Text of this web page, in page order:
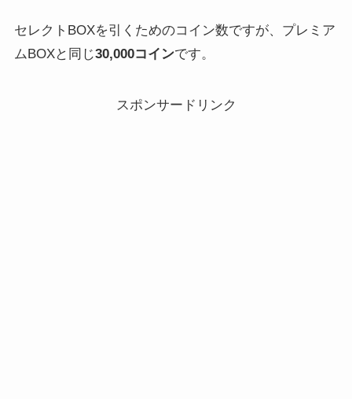
セレクトBOXを引くためのコイン数ですが、プレミア
ムBOXと同じ30,000コインです。
スポンサードリンク